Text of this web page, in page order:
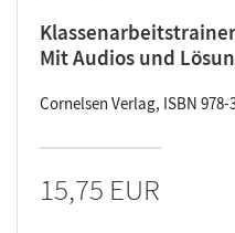
Klassenarbeitstrainer
Mit Audios und
Cornelsen Verlag, ISBN 978-
15,75 EUR